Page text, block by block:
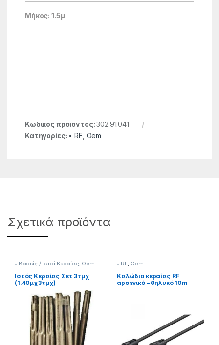
Μήκος: 1.5μ
Κωδικός προϊόντος:302.91.041
Κατηγορίες: • RF Oem
Σχετικά προϊόντα
• Βασείς / Ιστοί Κεραίας, Oem
Ιστός Κεραίας Σετ 3τμχ
(1.40μχ3τμχ)
• RF, Oem
Καλώδιο κεραίας RF
αρσενικό – θηλυκό 10m